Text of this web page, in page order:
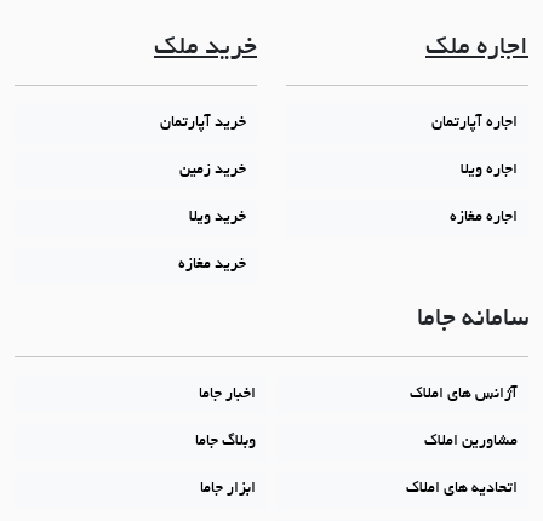
اجاره ملک
اجاره آپارتمان
اجاره ویلا
اجاره مغازه
خرید ملک
خرید آپارتمان
خرید زمین
خرید ویلا
خرید مغازه
سامانه جاما
آژانس های املاک اخبار جاما
مشاورین املاک وبلاگ جاما
اتحادیه های املاک ابزار جاما